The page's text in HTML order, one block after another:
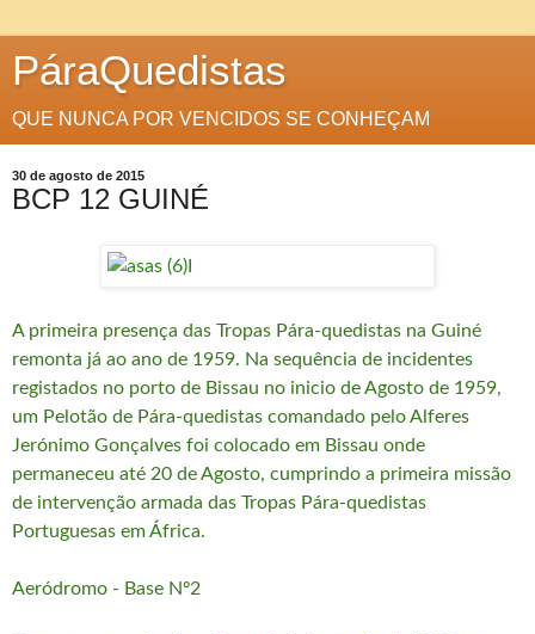
PáraQuedistas
QUE NUNCA POR VENCIDOS SE CONHEÇAM
30 de agosto de 2015
BCP 12 GUINÉ
A primeira presença das Tropas Pára-quedistas na Guiné
remonta já ao ano de 1959. Na sequência de incidentes
registados no porto de Bissau no inicio de Agosto de 1959,
um Pelotão de Pára-quedistas comandado pelo Alferes
Jerónimo Gonçalves foi colocado em Bissau onde
permaneceu até 20 de Agosto, cumprindo a primeira missão
de intervenção armada das Tropas Pára-quedistas
Portuguesas em África.
Aeródromo - Base Nº2